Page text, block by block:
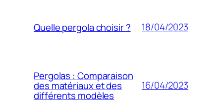
Quelle pergola choisir ? 18/04/2023
Pergolas : Comparaison
des matériaux et des
différents modèles
16/04/2023